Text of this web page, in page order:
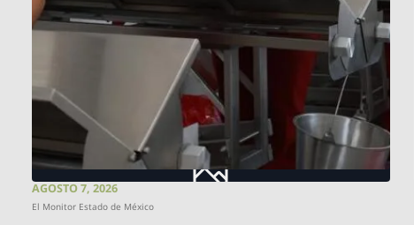
AGOSTO 7, 2026
El Monitor Estado de México